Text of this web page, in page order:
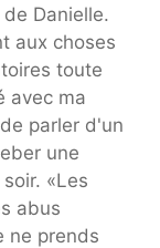
Danielle.
aux choses
toute
avec ma
parler d'un
une
«Les
abus
ne prends